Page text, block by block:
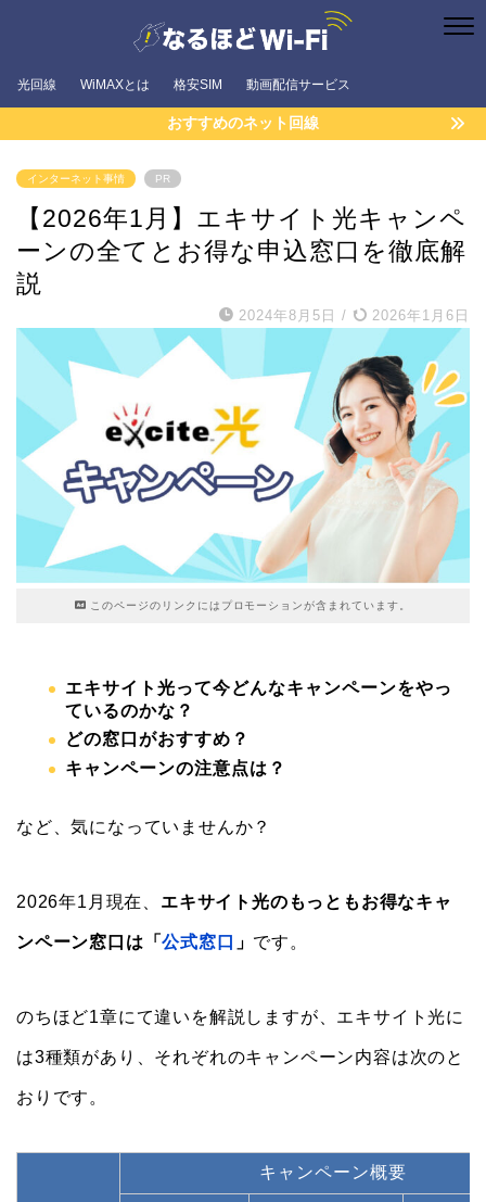
光回線 WiMAXとは 格安SIM 動画配信サービス
おすすめのネット回線
インターネット事情 PR
【2026年1月】エキサイト光キャンペ
ーンの全てとお得な申込窓口を徹底解
説
2024年8月5日 / 2026年1月6日
このページのリンクにはプロモーションが含まれています。
エキサイト光って今どんなキャンペーンをやっ
ているのかな？
どの窓口がおすすめ？
キャンペーンの注意点は？
など、気になっていませんか？
2026年1月現在、 エキサイト光のもっともお得なキャ
ンペーン窓口は「公式窓口 」 です。
のちほど1章にて違いを解説しますが、エキサイト光に
は3種類があり、それぞれのキャンペーン内容は次のと
おりです。
キャンペーン概要